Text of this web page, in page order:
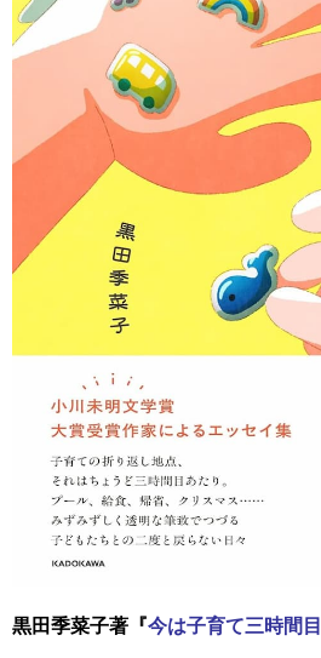
黒田季菜子著『今は子育て三時間目